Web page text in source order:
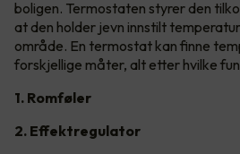
boligen. Termostaten styrer den
at den holder jevn innstilt
område. En termostat kan finne
forskjellige måter, alt etter hvilke
1. Romføler
2. Effektregulator